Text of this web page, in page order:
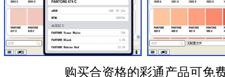
购买合资格的彩通产品可免